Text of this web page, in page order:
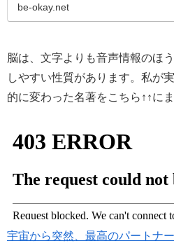
be-okay.net
脳は、文字よりも音声情報のほ
しやすい性質があります。私が
的に変わった名著をこちら↑↑に
宇宙から突然、最高のパートナ